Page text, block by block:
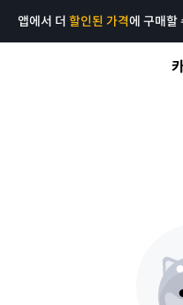
앱에서 더 할인된 가격에 구매할